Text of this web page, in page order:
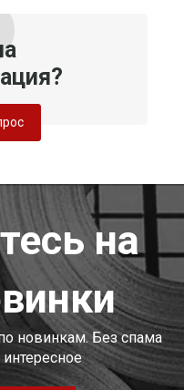
на
новинкам. Без спама